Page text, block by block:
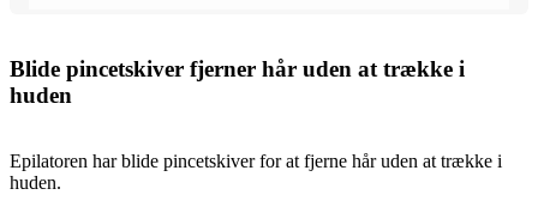
Blide pincetskiver fjerner hår uden at trække i
huden
Epilatoren har blide pincetskiver for at fjerne hår uden at trække i
huden.